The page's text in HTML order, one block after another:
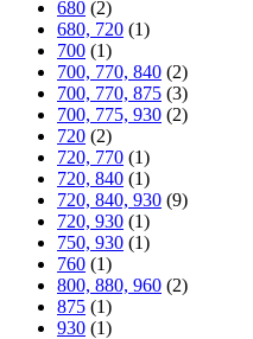
680 (2)
680, 720 (1)
700 (1)
700, 770, 840 (2)
700, 770, 875 (3)
700, 775, 930 (2)
720 (2)
720, 770 (1)
720, 840 (1)
720, 840, 930 (9)
720, 930 (1)
750, 930 (1)
760 (1)
800, 880, 960 (2)
875 (1)
930 (1)